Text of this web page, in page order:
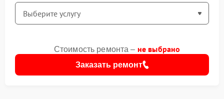
Заказать ремонт
Стоимость ремонта – не выбрано